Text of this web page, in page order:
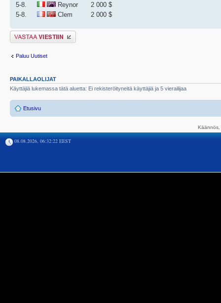
5-8.
Reynor
2 000 $
5-8.
Clem 2 000 $
Lähetä vastaus
Paluu Uutiset
PAIKALLAOLIJAT
Käyttäjiä lukemassa tätä aluetta: Ei rekisteröityneitä käyttäjiä ja 5 vierailijaa
Etusivu
08.08.2026, 06:32:22 EEST